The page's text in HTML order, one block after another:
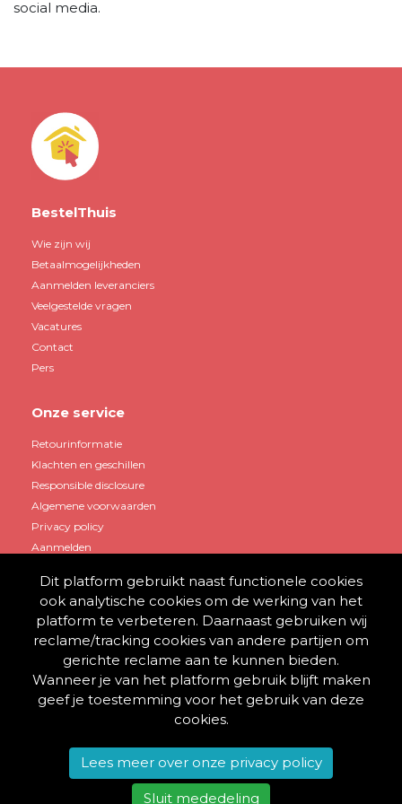
social media.
BestelThuis
Wie zijn wij
Betaalmogelijkheden
Aanmelden leveranciers
Veelgestelde vragen
Vacatures
Contact
Pers
Onze service
Retourinformatie
Klachten en geschillen
Responsible disclosure
Algemene voorwaarden
Privacy policy
Aanmelden
Mijn account
Account aanmaken
Winkelwagen
Inloggen
© 2013 - 2026 BestelThuis
Alle rechten voorbehouden.
Dit platform gebruikt naast functionele cookies
ook analytische cookies om de werking van het
platform te verbeteren. Daarnaast gebruiken wij
reclame/tracking cookies van andere partijen om
gerichte reclame aan te kunnen bieden.
Wanneer je van het platform gebruik blijft maken
geef je toestemming voor het gebruik van deze
cookies.
Lees meer over onze privacy policy
Sluit mededeling